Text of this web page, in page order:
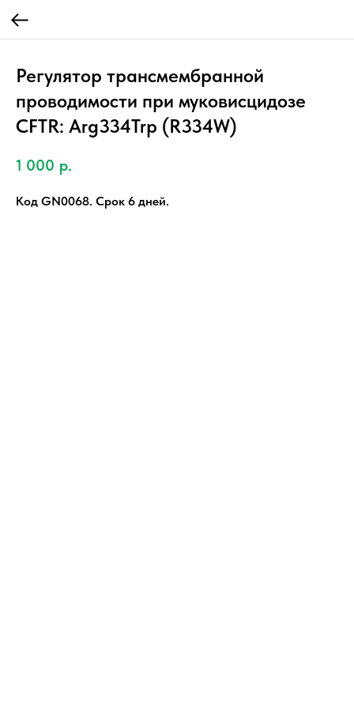
Регулятор трансмембранной
проводимости при муковисцидозе
CFTR: Arg334Trp (R334W)
1 000 р.
Код GN0068. Срок 6 дней.